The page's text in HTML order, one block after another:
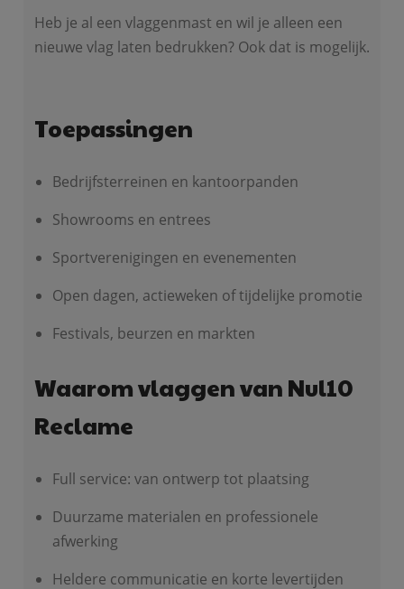
Heb je al een vlaggenmast en wil je alleen een
nieuwe vlag laten bedrukken? Ook dat is mogelijk.
Toepassingen
Bedrijfsterreinen en kantoorpanden
Showrooms en entrees
Sportverenigingen en evenementen
Open dagen, actieweken of tijdelijke promotie
Festivals, beurzen en markten
Waarom vlaggen van Nul10
Reclame
Full service: van ontwerp tot plaatsing
Duurzame materialen en professionele
afwerking
Heldere communicatie en korte levertijden